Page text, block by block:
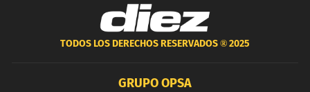
TODOS LOS DERECHOS RESERVADOS ®2025
GRUPO OPSA